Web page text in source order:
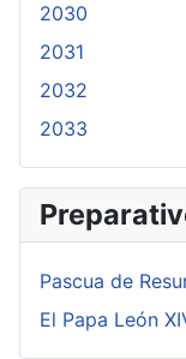
2030
2031
2032
2033
Pascua de
El Papa León